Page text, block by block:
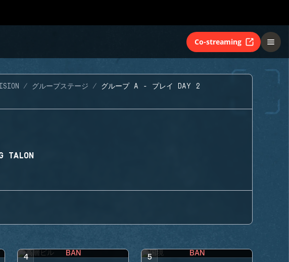
Co-streaming
グループステージ グループ A - プレイ DAY 2
TALON
4 BAN 5 BAN